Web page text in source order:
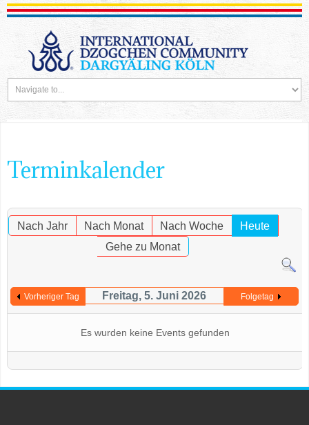
Terminkalender
Nach Jahr Nach Monat Nach Woche
Heute
Gehe zu Monat
Vorheriger Tag Freitag, 5. Juni 2026 Folgetag
Es wurden keine Events gefunden